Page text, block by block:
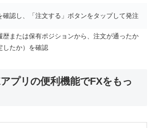
確認し、「注文する」ボタンをタップして発注
歴または保有ポジションから、注文が通ったか
したか）を確認
プリの便利機能でFXをもっ